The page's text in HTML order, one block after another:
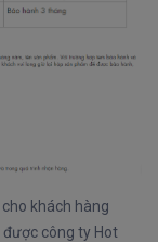
khách hàng
được công ty Hot